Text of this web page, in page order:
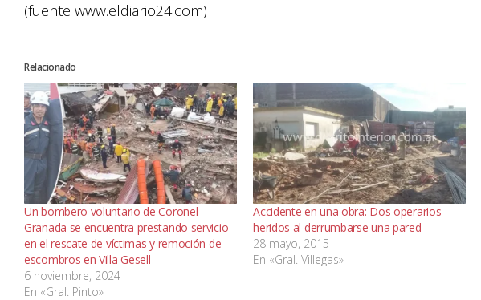
(fuente www.eldiario24.com)
Relacionado
Un bombero voluntario de Coronel
Granada se encuentra prestando servicio
en el rescate de víctimas y remoción de
escombros en Villa Gesell
6 noviembre, 2024
En «Gral. Pinto»
Accidente en una obra: Dos operarios
heridos al derrumbarse una pared
28 mayo, 2015
En «Gral. Villegas»